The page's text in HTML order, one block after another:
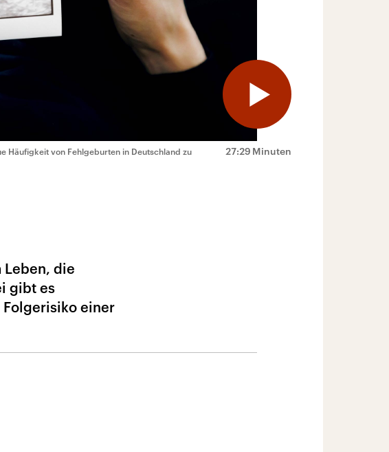
27:29 Minuten
Häufigkeit von Fehlgeburten in Deutschland zu
Leben, die
gibt es
einer